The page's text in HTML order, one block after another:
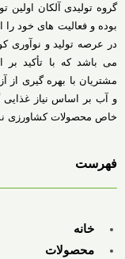
گروه تولیدی آلکان اولین
در عرصه تولید و نوآوری
می باشد که با تأکید بر
مشتریان با بهره گیری از
و آب بر اساس نیاز غذایی
خاص محصولات کشاورزی
فهرست
خانه
محصولات